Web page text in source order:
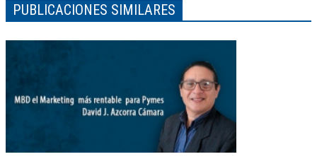
PUBLICACIONES SIMILARES